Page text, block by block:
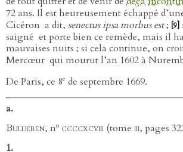
72 ans. Il est heureusement échappé
Cicéron a dit, senectus ipsa morbus est; [9]
saigné et porte bien ce remède, mais il
mauvaises nuits ; si cela continue, on
Mercœur qui mourut l’an 1602 à
De Paris, ce 8e de septembre 1669.
a.
Bulderen, no ccccxcviii (tome iii, pages
1.